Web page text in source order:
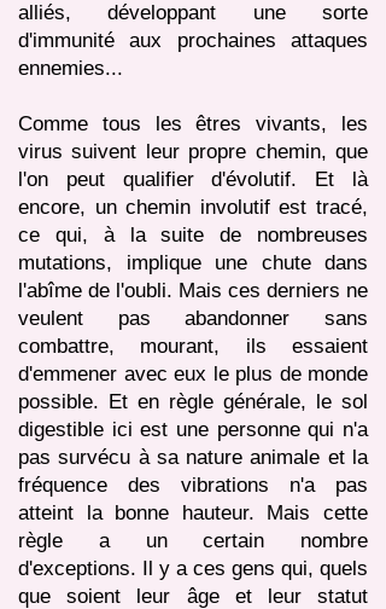
alliés, développant une sorte
d'immunité aux prochaines attaques
ennemies...
Comme tous les êtres vivants, les
virus suivent leur propre chemin, que
l'on peut qualifier d'évolutif. Et là
encore, un chemin involutif est tracé,
ce qui, à la suite de nombreuses
mutations, implique une chute dans
l'abîme de l'oubli. Mais ces derniers ne
veulent pas abandonner sans
combattre, mourant, ils essaient
d'emmener avec eux le plus de monde
possible. Et en règle générale, le sol
digestible ici est une personne qui n'a
pas survécu à sa nature animale et la
fréquence des vibrations n'a pas
atteint la bonne hauteur. Mais cette
règle a un certain nombre
d'exceptions. Il y a ces gens qui, quels
que soient leur âge et leur statut